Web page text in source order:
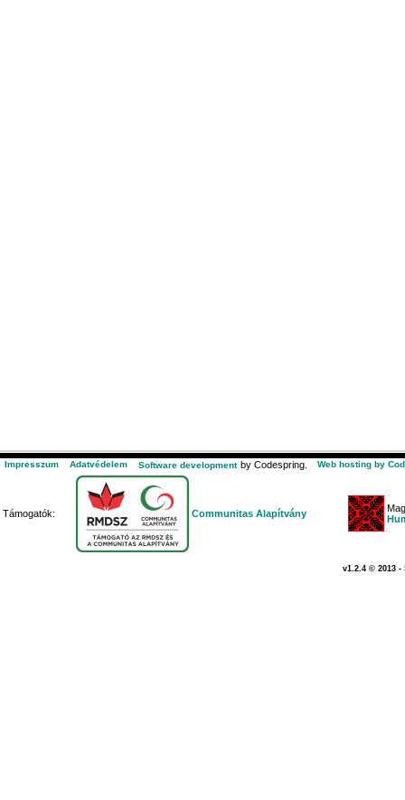
Impresszum Adatvédelem Software development by Codespring. Web hosting by
Támogatók: Communitas Alapítvány
v1.2.4 © 2013